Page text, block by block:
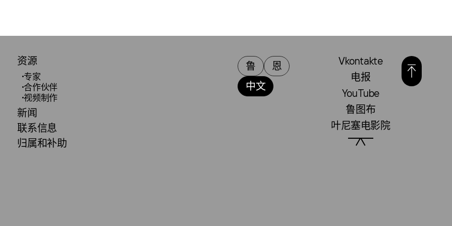
资源
专家
合作伙伴
视频制作
新闻
联系信息
归属和补助
鲁
恩
中文
Vkontakte
电报
YouTube
鲁图布
叶尼塞电影院